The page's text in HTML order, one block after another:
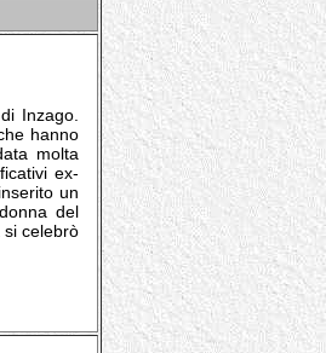
Inzago.
hanno
molta
ex-
un
del
celebrò